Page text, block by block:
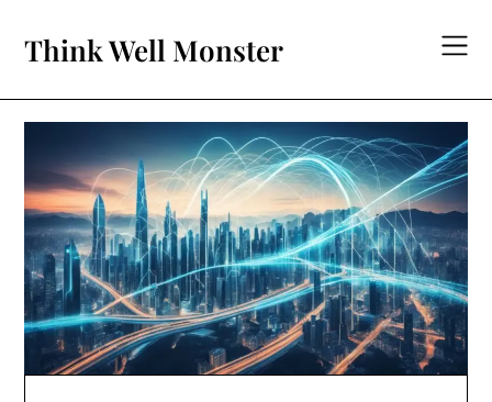
content
Think Well Monster